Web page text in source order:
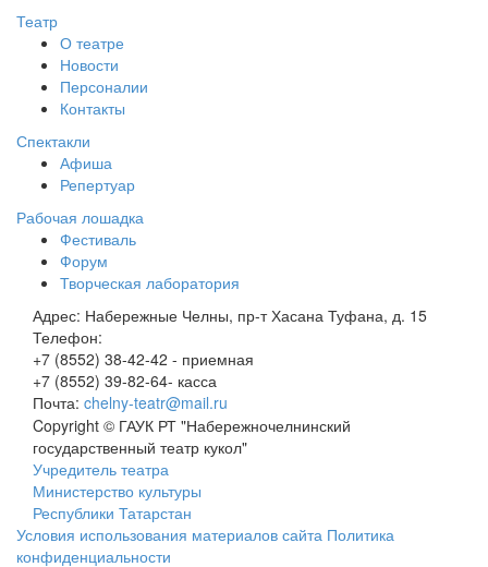
Театр
О театре
Новости
Персоналии
Контакты
Спектакли
Афиша
Репертуар
Рабочая лошадка
Фестиваль
Форум
Творческая лаборатория
Адрес: Набережные Челны, пр-т Хасана Туфана, д. 15
Телефон:
+7 (8552) 38-42-42 - приемная
+7 (8552) 39-82-64- касса
Почта: chelny-teatr@mail.ru
Copyright © ГАУК РТ "Набережночелнинский
государственный театр кукол"
Учредитель театра
Министерство культуры
Республики Татарстан
Условия использования материалов сайта Политика
конфиденциальности